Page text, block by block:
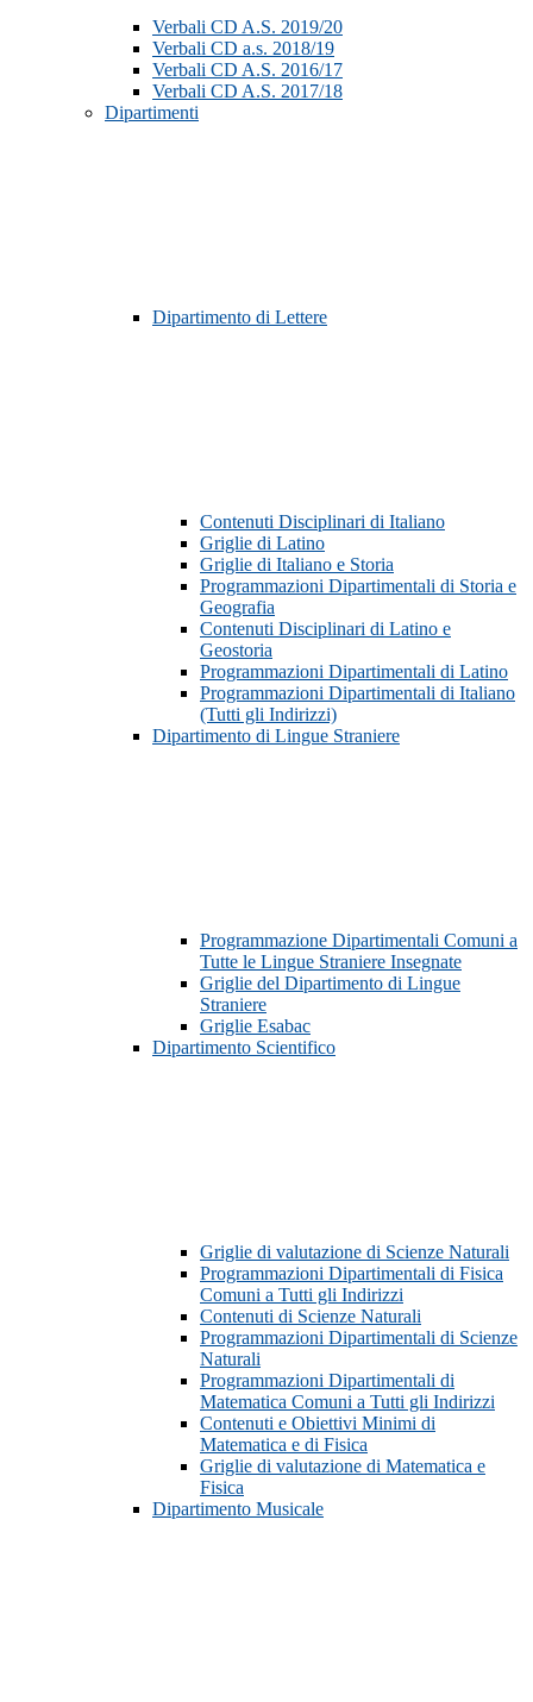
Verbali CD A.S. 2019/20
Verbali CD a.s. 2018/19
Verbali CD A.S. 2016/17
Verbali CD A.S. 2017/18
Dipartimenti
Dipartimento di Lettere
Contenuti Disciplinari di Italiano
Griglie di Latino
Griglie di Italiano e Storia
Programmazioni Dipartimentali di Storia e
Geografia
Contenuti Disciplinari di Latino e
Geostoria
Programmazioni Dipartimentali di Latino
Programmazioni Dipartimentali di Italiano
(Tutti gli Indirizzi)
Dipartimento di Lingue Straniere
Programmazione Dipartimentali Comuni a
Tutte le Lingue Straniere Insegnate
Griglie del Dipartimento di Lingue
Straniere
Griglie Esabac
Dipartimento Scientifico
Griglie di valutazione di Scienze Naturali
Programmazioni Dipartimentali di Fisica
Comuni a Tutti gli Indirizzi
Contenuti di Scienze Naturali
Programmazioni Dipartimentali di Scienze
Naturali
Programmazioni Dipartimentali di
Matematica Comuni a Tutti gli Indirizzi
Contenuti e Obiettivi Minimi di
Matematica e di Fisica
Griglie di valutazione di Matematica e
Fisica
Dipartimento Musicale